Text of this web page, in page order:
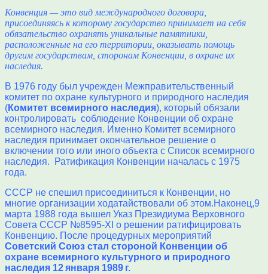
Конвенция — это вид международного договора,
присоединяясь к которому государство принимает на себя
обязательство охранять уникальные памятники,
расположенные на его территории, оказывать помощь
другим государствам, сторонам Конвенции, в охране их
наследия.
В 1976 году был учрежден Межправительственный
комитет по охране культурного и природного наследия
(Комитет всемирного наследия), который обязали
контролировать соблюдение Конвенции об охране
всемирного наследия. Именно Комитет всемирного
наследия принимает окончательное решение о
включении того или иного объекта с Список всемирного
наследия. Ратификация Конвенции началась с 1975
года.
СССР не спешил присоединиться к Конвенции, но
многие организации ходатайствовали об этом.Наконец,9
марта 1988 года вышел Указ Президиума Верховного
Совета СССР №8595-XI о решении ратифицировать
Конвенцию. После процедурных мероприятий
Советский Союз стал стороной Конвенции об
охране всемирного культурного и природного
наследия 12 января 1989 г.